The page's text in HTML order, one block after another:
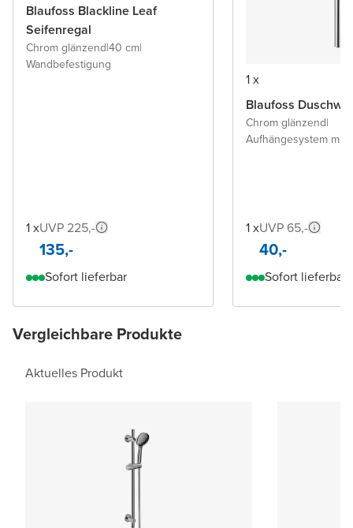
Blaufoss Blackline Leaf
Seifenregal
Chrom glänzend|40 cm|
Wandbefestigung
1 xUVP 225,-
135,-
Sofort lieferbar
1 x
Blaufoss
Chrom glänzend|
Aufhängesystem mit
1 xUVP 65,-
40,-
Sofort lieferbar
Vergleichbare Produkte
Aktuelles Produkt